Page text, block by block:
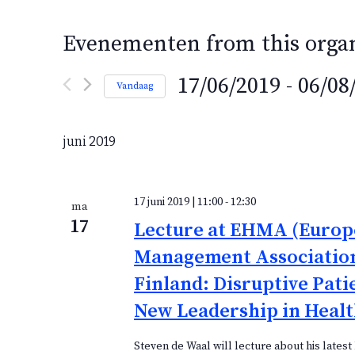
Evenementen from this
Vandaag 17/06/2019 - 06/
t
e
r
e
e
d
juni 2019
ma
17
Lecture at EHMA
Management
Finland: Disruptive
New Leadership in
17 juni 2019 | 11:00-12:30
Steven de Waal will lecture about his latest